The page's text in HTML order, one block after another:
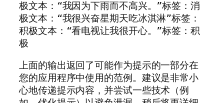
极文本：“我因为下雨而不高兴。”标签：消
极文本：“我很兴奋星期天吃冰淇淋”标签：
积极文本：“看电视让我很开心。”标签：积
极
上面的输出返回了可能作为提示的一部分在
您的应用程序中使用的范例。建议是非常小
心地传递提示内容，并尝试一些技术（例